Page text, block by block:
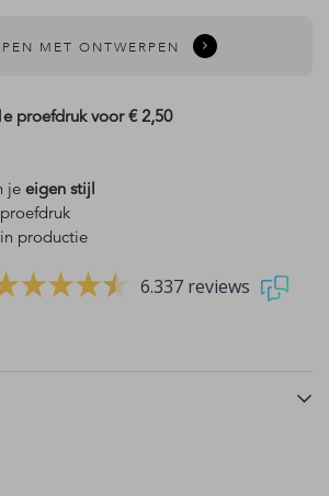
MET ONTWERPEN
proefdruk voor€ 2,50
je eigen stijl
productie
6.337 reviews